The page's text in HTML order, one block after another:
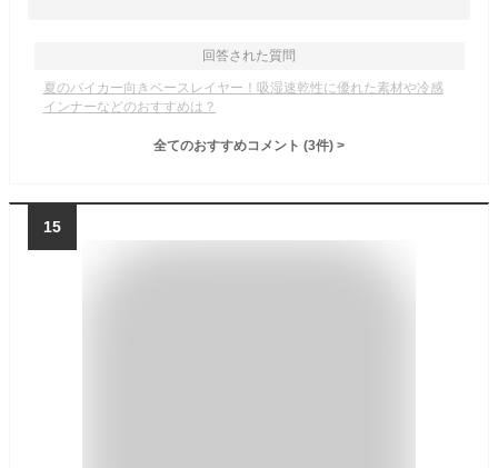
回答された質問
夏のバイカー向きベースレイヤー！吸湿速乾性に優れた素材や冷感
インナーなどのおすすめは？
全てのおすすめコメント (3件) >
15